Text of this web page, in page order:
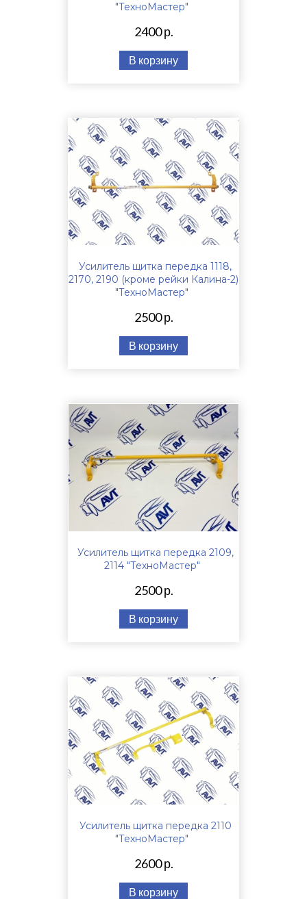
"ТехноМастер"
2400 р.
В корзину
Усилитель щитка передка 1118,
2170, 2190 (кроме рейки Калина-2)
"ТехноМастер"
2500 р.
В корзину
Усилитель щитка передка 2109,
2114 "ТехноМастер"
2500 р.
В корзину
Усилитель щитка передка 2110
"ТехноМастер"
2600 р.
В корзину